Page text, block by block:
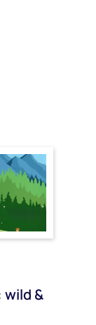
wild &